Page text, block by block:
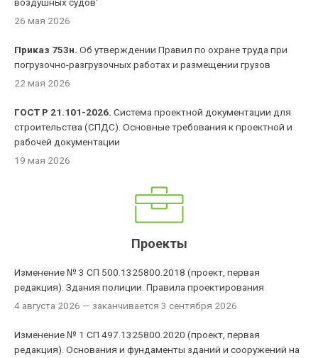
26 мая 2026
Приказ 753н. Об утверждении Правил по охране труда при
погрузочно-разгрузочных работах и размещении грузов
22 мая 2026
ГОСТ Р 21.101-2026. Система проектной документации для
строительства (СПДС). Основные требования к проектной и
рабочей документации
19 мая 2026
Проекты
Изменение № 3 СП 500.1325800.2018 (проект, первая
редакция). Здания полиции. Правила проектирования
4 августа 2026 — заканчивается 3 сентября 2026
Изменение № 1 СП 497.1325800.2020 (проект, первая
редакция). Основания и фундаменты зданий и сооружений на